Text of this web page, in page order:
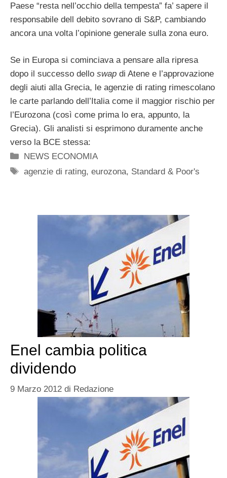
Paese “resta nell’occhio della tempesta” fa’ sapere il
responsabile dell debito sovrano di S&P, cambiando
ancora una volta l’opinione generale sulla zona euro.
Se in Europa si cominciava a pensare alla ripresa
dopo il successo dello swap di Atene e l’approvazione
degli aiuti alla Grecia, le agenzie di rating rimescolano
le carte parlando dell’Italia come il maggior rischio per
l’Eurozona (così come prima lo era, appunto, la
Grecia). Gli analisti si esprimono duramente anche
verso la BCE stessa:
Categorie
NEWS ECONOMIA
Tag
agenzie di rating,eurozona, Standard & Poor's
Enel cambia politica
dividendo
9 Marzo 2012 di Redazione